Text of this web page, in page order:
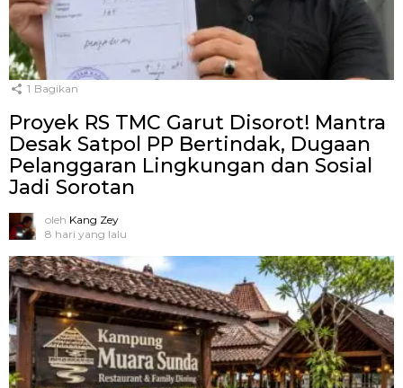
1 Bagikan
Proyek RS TMC Garut Disorot! Mantra
Desak Satpol PP Bertindak, Dugaan
Pelanggaran Lingkungan dan Sosial
Jadi Sorotan
oleh Kang Zey
8 hari yang lalu